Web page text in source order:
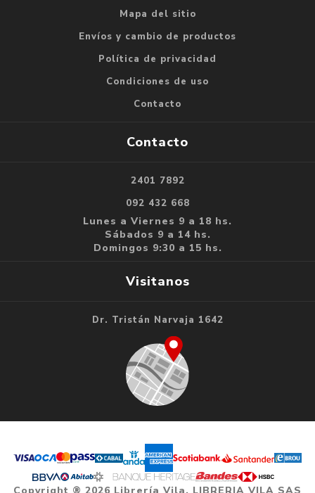
Mapa del sitio
Envíos y cambio de productos
Política de privacidad
Condiciones de uso
Contacto
Contacto
2401 7892
092 432 668
Lunes a Viernes 9 a 18 hs.
Sábados 9 a 14 hs.
Domingos 9:30 a 15 hs.
Visitanos
Dr. Tristán Narvaja 1642